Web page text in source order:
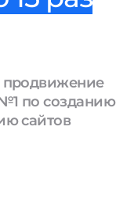
по созданию
сайтов